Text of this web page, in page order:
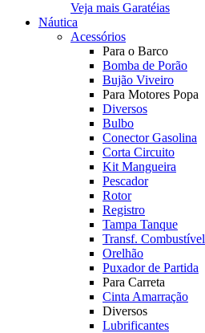
Veja mais Garatéias
Náutica
Acessórios
Para o Barco
Bomba de Porão
Bujão Viveiro
Para Motores Popa
Diversos
Bulbo
Conector Gasolina
Corta Circuito
Kit Mangueira
Pescador
Rotor
Registro
Tampa Tanque
Transf. Combustível
Orelhão
Puxador de Partida
Para Carreta
Cinta Amarração
Diversos
Lubrificantes